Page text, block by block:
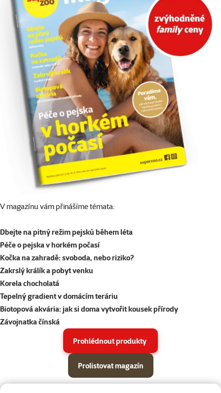
V magazínu vám přinášíme témata:
Dbejte na pitný režim pejsků během léta
Péče o pejska v horkém počasí
Kočka na zahradě: svoboda, nebo riziko?
Zakrslý králík a pobyt venku
Korela chocholatá
Tepelný gradient v domácím teráriu
Biotopová akvária: jak si doma vytvořit kousek přírody
Závojnatka čínská
Prohlédnout produkty
Prolistovat magazín